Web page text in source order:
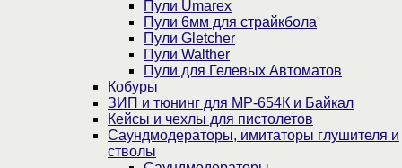
Пули Umarex
Пули 6мм для страйкбола
Пули Gletcher
Пули Walther
Пули для Гелевых Автоматов
Кобуры
ЗИП и тюнинг для МР-654К и Байкал
Кейсы и чехлы для пистолетов
Саундмодераторы, имитаторы глушителя и
стволы